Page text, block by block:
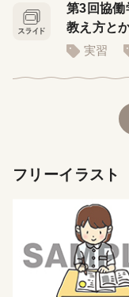
第3回協働
教え方と
実習
フリーイラスト